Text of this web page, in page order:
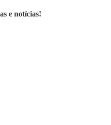
e notícias!